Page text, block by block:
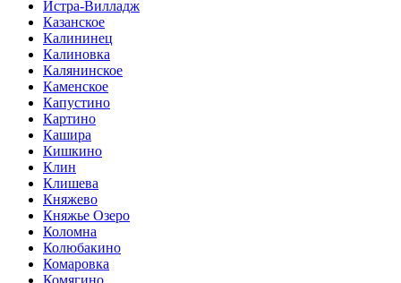
Истра-Вилладж
Казанское
Калининец
Калиновка
Калянинское
Каменское
Капустино
Картино
Кашира
Кишкино
Клин
Клишева
Княжево
Княжье Озеро
Коломна
Колюбакино
Комаровка